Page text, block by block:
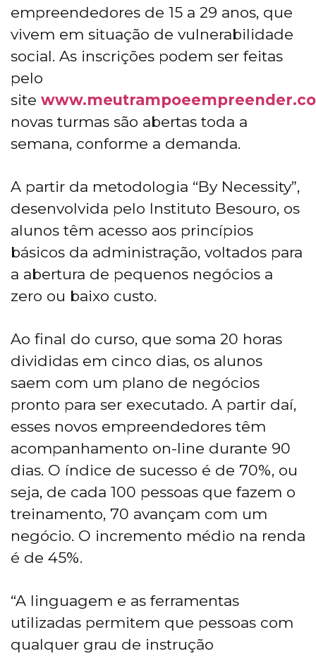
empreendedores de 15 a 29 anos, que
vivem em situação de vulnerabilidade
social. As inscrições podem ser feitas
pelo
site
novas turmas são abertas toda a
semana, conforme a demanda.
A partir da metodologia “By Necessity”,
desenvolvida pelo Instituto Besouro, os
alunos têm acesso aos princípios
básicos da administração, voltados para
a abertura de pequenos negócios a
zero ou baixo custo.
Ao final do curso, que soma 20 horas
divididas em cinco dias, os alunos
saem com um plano de negócios
pronto para ser executado. A partir daí,
esses novos empreendedores têm
acompanhamento on-line durante 90
dias. O índice de sucesso é de 70%, ou
seja, de cada 100 pessoas que fazem o
treinamento, 70 avançam com um
negócio. O incremento médio na renda
é de 45%.
“A linguagem e as ferramentas
utilizadas permitem que pessoas com
qualquer grau de instrução